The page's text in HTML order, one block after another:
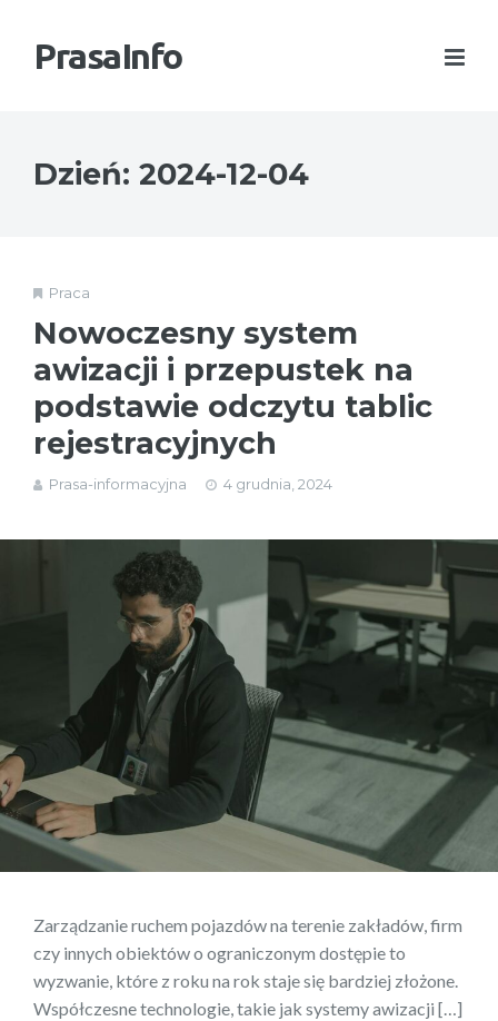
PrasaInfo
Dzień: 2024-12-04
Praca
Nowoczesny system
awizacji i przepustek na
podstawie odczytu tablic
rejestracyjnych
Prasa-informacyjna 4 grudnia, 2024
Zarządzanie ruchem pojazdów na terenie zakładów, firm
czy innych obiektów o ograniczonym dostępie to
wyzwanie, które z roku na rok staje się bardziej złożone.
Współczesne technologie, takie jak systemy awizacji […]